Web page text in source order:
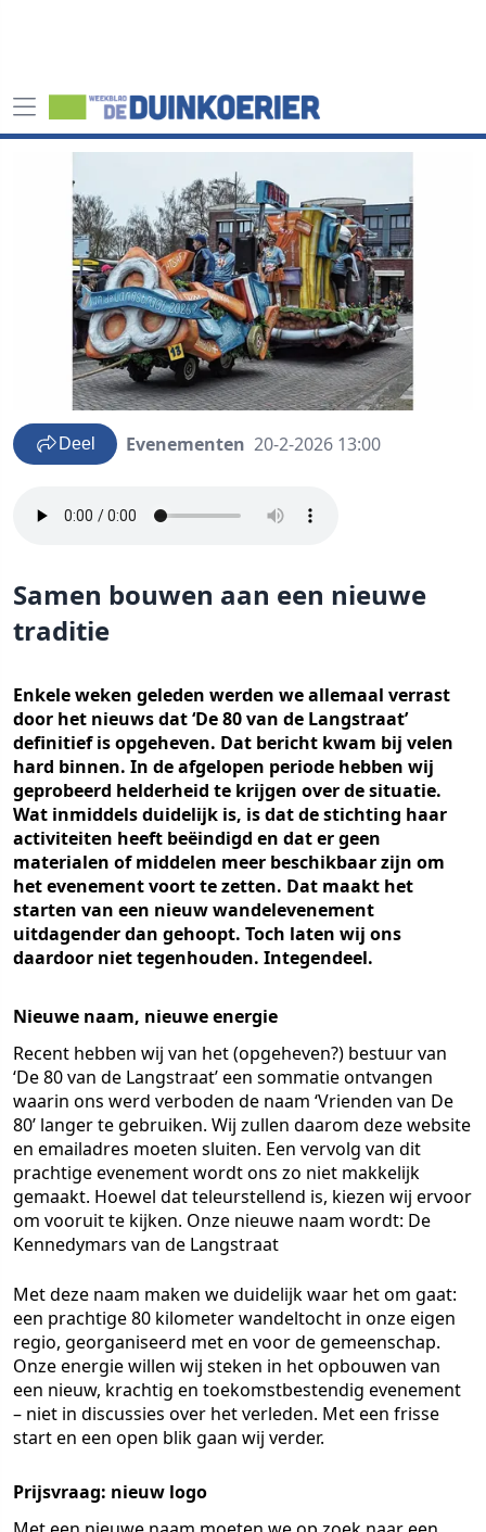
Deel Evenementen 20-2-2026 13:00
Samen bouwen aan een nieuwe
traditie
Enkele weken geleden werden we allemaal verrast
door het nieuws dat ‘De 80 van de Langstraat’
definitief is opgeheven. Dat bericht kwam bij velen
hard binnen. In de afgelopen periode hebben wij
geprobeerd helderheid te krijgen over de situatie.
Wat inmiddels duidelijk is, is dat de stichting haar
activiteiten heeft beëindigd en dat er geen
materialen of middelen meer beschikbaar zijn om
het evenement voort te zetten. Dat maakt het
starten van een nieuw wandelevenement
uitdagender dan gehoopt. Toch laten wij ons
daardoor niet tegenhouden. Integendeel.
Nieuwe naam, nieuwe energie
Recent hebben wij van het (opgeheven?) bestuur van
‘De 80 van de Langstraat’ een sommatie ontvangen
waarin ons werd verboden de naam ‘Vrienden van De
80’ langer te gebruiken. Wij zullen daarom deze website
en emailadres moeten sluiten. Een vervolg van dit
prachtige evenement wordt ons zo niet makkelijk
gemaakt. Hoewel dat teleurstellend is, kiezen wij ervoor
om vooruit te kijken. Onze nieuwe naam wordt: De
Kennedymars van de Langstraat
Met deze naam maken we duidelijk waar het om gaat:
een prachtige 80 kilometer wandeltocht in onze eigen
regio, georganiseerd met en voor de gemeenschap.
Onze energie willen wij steken in het opbouwen van
een nieuw, krachtig en toekomstbestendig evenement
– niet in discussies over het verleden. Met een frisse
start en een open blik gaan wij verder.
Prijsvraag: nieuw logo